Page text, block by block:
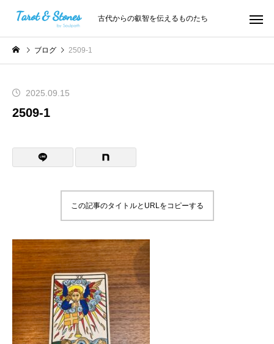
古代からの叡智を伝えるものたち
ブログ 2509-1
2025.09.15
2509-1
この記事のタイトルとURLをコピーする